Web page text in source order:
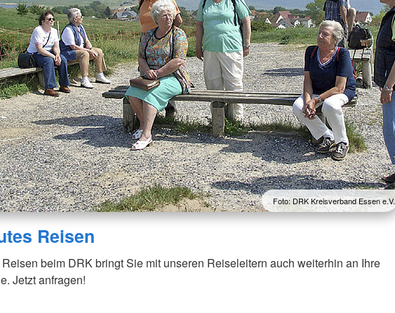
Foto: DRK Kreisverband Essen e.V.
Reisen
beim DRK bringt Sie mit unseren Reiseleitern auch weiterhin an Ihre
Jetzt anfragen!